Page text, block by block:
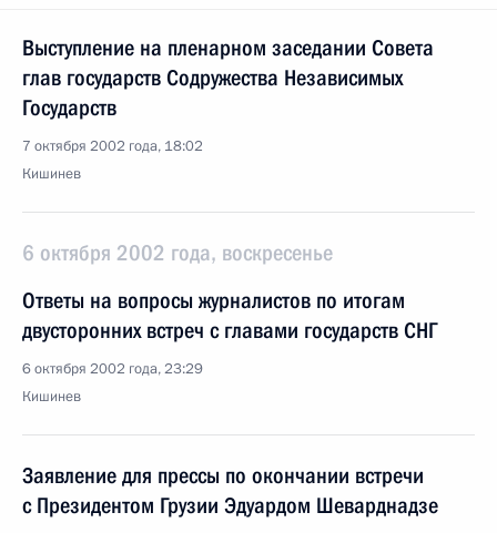
Выступление на пленарном заседании Совета
глав государств Содружества Независимых
Государств
7 октября 2002 года, 18:02
Кишинев
6 октября 2002 года, воскресенье
Ответы на вопросы журналистов по итогам
двусторонних встреч с главами государств СНГ
6 октября 2002 года, 23:29
Кишинев
Заявление для прессы по окончании встречи
с Президентом Грузии Эдуардом Шеварднадзе